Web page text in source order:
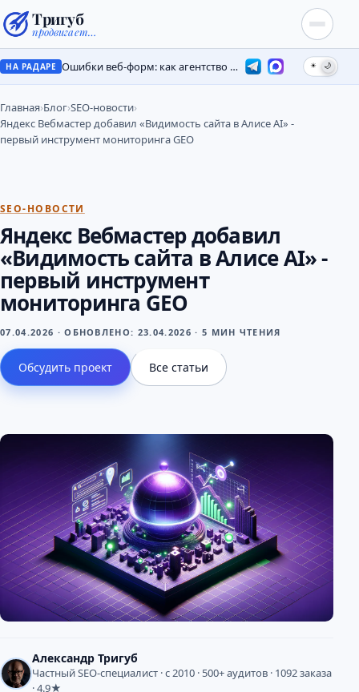
Тригуб
продвигает…
НА РАДАРЕ Ошибки веб-форм: как агентство потеряло лиды на месяцы ☀ 🌙
Главная›Блог›SEO-новости›
Яндекс Вебмастер добавил «Видимость сайта в Алисе AI» -
первый инструмент мониторинга GEO
SEO-НОВОСТИ
Яндекс Вебмастер добавил
«Видимость сайта в Алисе AI» -
первый инструмент
мониторинга GEO
07.04.2026 · ОБНОВЛЕНО: 23.04.2026 · 5 МИН ЧТЕНИЯ
Обсудить проект Все статьи
Александр Тригуб
Частный SEO-специалист · с 2010 · 500+ аудитов · 1092 заказа
· 4.9★